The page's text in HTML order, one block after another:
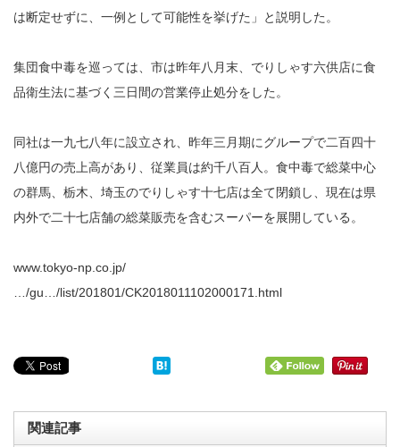
は断定せずに、一例として可能性を挙げた」と説明した。
集団食中毒を巡っては、市は昨年八月末、でりしゃす六供店に食
品衛生法に基づく三日間の営業停止処分をした。
同社は一九七八年に設立され、昨年三月期にグループで二百四十
八億円の売上高があり、従業員は約千八百人。食中毒で総菜中心
の群馬、栃木、埼玉のでりしゃす十七店は全て閉鎖し、現在は県
内外で二十七店舗の総菜販売を含むスーパーを展開している。
www.tokyo-np.co.jp/
…/gu…/list/201801/CK2018011102000171.html
関連記事